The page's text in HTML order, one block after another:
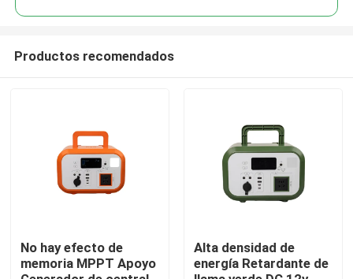
Hogar
Productos recomendados
No hay efecto de
memoria MPPT Apoyo
Alta densidad de
energía Retardante de